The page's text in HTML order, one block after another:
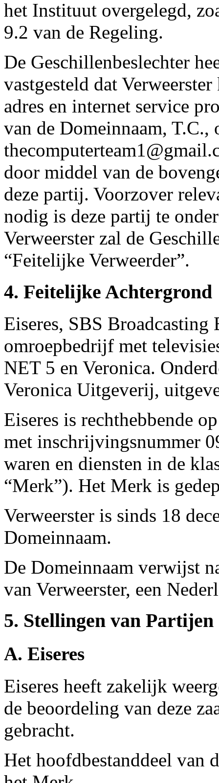
het Instituut overgelegd,
9.2 van de Regeling.
De Geschillenbeslechter
vastgesteld dat
adres en internet service
van de Domeinnaam, T.C.,
door middel van de
deze partij. Voorzover
nodig is deze partij te
Verweerster zal de
“Feitelijke Verweerder”.
4. Feitelijke Achtergrond
Eiseres, SBS Broadcasting
omroepbedrijf met
NET 5 en Veronica.
Veronica Uitgeverij,
Eiseres is rechthebbende
met inschrijvingsnummer
waren en diensten in de
“Merk”). Het Merk is
Verweerster is sinds 18
Domeinnaam.
De Domeinnaam verwijst
van Verweerster, een
5. Stellingen van Partijen
A. Eiseres
Eiseres heeft zakelijk
de beoordeling van deze
gebracht.
Het hoofdbestanddeel van